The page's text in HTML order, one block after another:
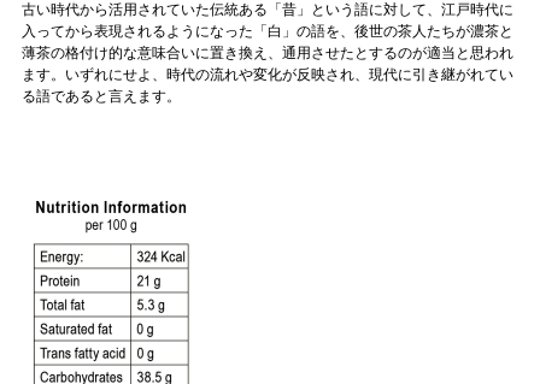
古い時代から活用されていた伝統ある「昔」という語に対して、江戸時代に
入ってから表現されるようになった「白」の語を、後世の茶人たちが濃茶と
薄茶の格付け的な意味合いに置き換え、通用させたとするのが適当と思われ
ます。いずれにせよ、時代の流れや変化が反映され、現代に引き継がれてい
る語であると言えます。